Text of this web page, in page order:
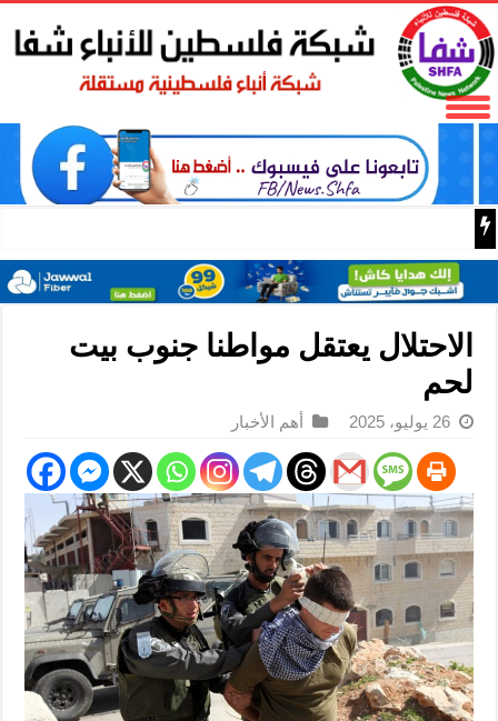
مقابلة خاصة: دبلوماسي مصري: منظمة شانغهاي باتت منصة
الاحتلال يعتقل مواطنا جنوب بيت
لحم
26 يوليو، 2025 أهم الأخبار